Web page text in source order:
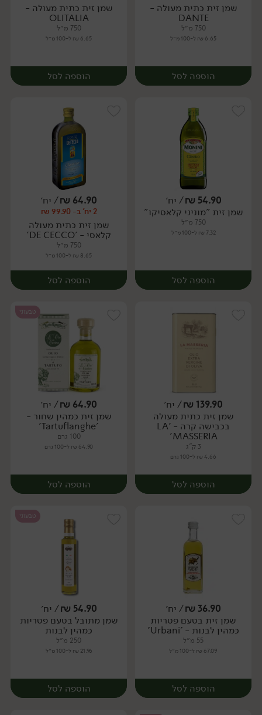
יח׳
שמן זית כתית מעולה -
DANTE
750 מ״ל
6.65 ₪ ל-100 מ״ל
הוספה לסל
יח׳
שמן זית כתית מעולה -
OLITALIA
750 מ״ל
6.65 ₪ ל-100 מ״ל
הוספה לסל
יח׳
54.90
₪/ יח׳
שמן זית "מוניני קלאסיקו"
750 מ״ל
7.32 ₪ ל-100 מ״ל
הוספה לסל
יח׳
64.90
₪/ יח׳
2 יח' ב- 99.90 ₪
שמן זית כתית מעולה
קלאסי - 'DE CECCO'
750 מ״ל
8.65 ₪ ל-100 מ״ל
הוספה לסל
יח׳
139.90
₪/ יח׳
שמן זית כתית מעולה
בכבישה קרה - 'LA
MASSERIA'
3 ק"ג
4.66 ₪ ל-100 גרם
הוספה לסל
יח׳
טבעוני
64.90
₪/ יח׳
שמן זית כמהין שחור -
'Tartuflanghe'
100 גרם
64.90 ₪ ל-100 גרם
הוספה לסל
יח׳
36.90
₪/ יח׳
שמן זית בטעם פטריות
כמהין לבנות - 'Urbani'
55 מ״ל
67.09 ₪ ל-100 מ״ל
הוספה לסל
טבעוני
54.90
₪/ יח׳
שמן מתובל בטעם פטריות
כמהין לבנות
250 מ״ל
21.96 ₪ ל-100 מ״ל
הוספה לסל